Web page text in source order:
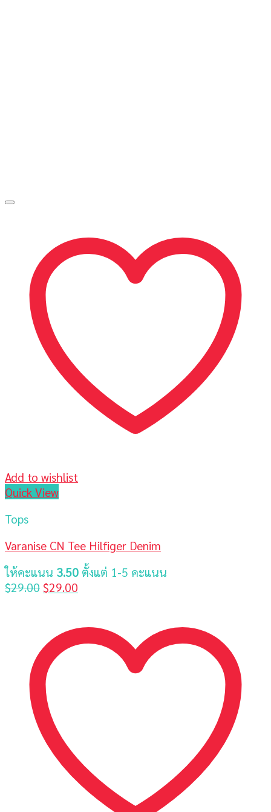
Add to wishlist
Quick View
Tops
Varanise CN Tee Hilfiger Denim
ให้คะแนน 3.50 ตั้งแต่ 1-5 คะแนน
$29.00 Original
$29.00.
$29.00
$29.00.